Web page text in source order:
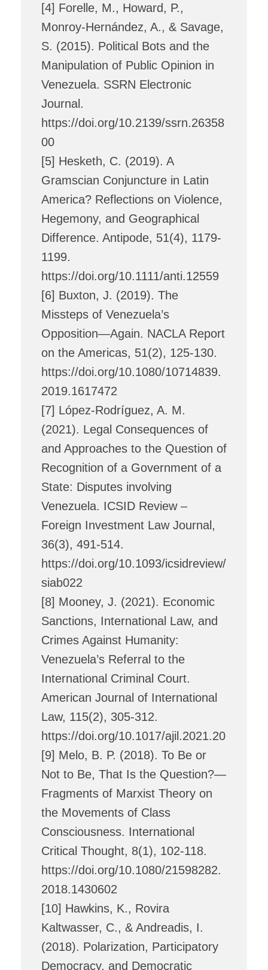
[4] Forelle, M., Howard, P.,
Monroy-Hernández, A., & Savage,
S. (2015). Political Bots and the
Manipulation of Public Opinion in
Venezuela. SSRN Electronic
Journal.
https://doi.org/10.2139/ssrn.26358
00
[5] Hesketh, C. (2019). A
Gramscian Conjuncture in Latin
America? Reflections on Violence,
Hegemony, and Geographical
Difference. Antipode, 51(4), 1179-
1199.
https://doi.org/10.1111/anti.12559
[6] Buxton, J. (2019). The
Missteps of Venezuela’s
Opposition—Again. NACLA Report
on the Americas, 51(2), 125-130.
https://doi.org/10.1080/10714839.
2019.1617472
[7] López-Rodríguez, A. M.
(2021). Legal Consequences of
and Approaches to the Question of
Recognition of a Government of a
State: Disputes involving
Venezuela. ICSID Review –
Foreign Investment Law Journal,
36(3), 491-514.
https://doi.org/10.1093/icsidreview/
siab022
[8] Mooney, J. (2021). Economic
Sanctions, International Law, and
Crimes Against Humanity:
Venezuela’s Referral to the
International Criminal Court.
American Journal of International
Law, 115(2), 305-312.
https://doi.org/10.1017/ajil.2021.20
[9] Melo, B. P. (2018). To Be or
Not to Be, That Is the Question?—
Fragments of Marxist Theory on
the Movements of Class
Consciousness. International
Critical Thought, 8(1), 102-118.
https://doi.org/10.1080/21598282.
2018.1430602
[10] Hawkins, K., Rovira
Kaltwasser, C., & Andreadis, I.
(2018). Polarization, Participatory
Democracy, and Democratic